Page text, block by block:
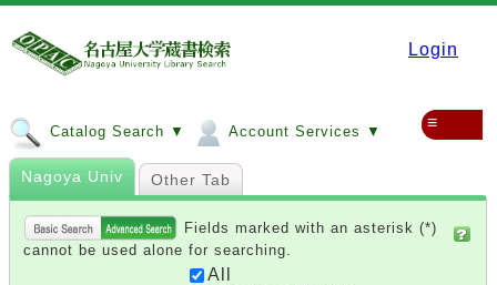
Login
Catalog Search ▼ Account Services ▼ ≡
Nagoya Univ Other Tab
Fields marked with an asterisk (*)
cannot be used alone for searching.
All